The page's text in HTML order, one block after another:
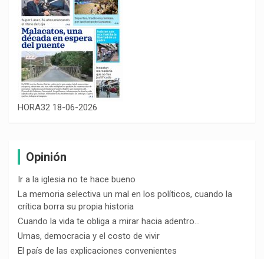
HORA32 18-06-2026
Opinión
Ir a la iglesia no te hace bueno
La memoria selectiva un mal en los políticos, cuando la
crítica borra su propia historia
Cuando la vida te obliga a mirar hacia adentro…
Urnas, democracia y el costo de vivir
El país de las explicaciones convenientes